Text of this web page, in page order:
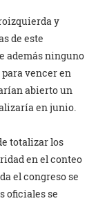
y
de este
además ninguno
vencer en
abierto un
en junio.
totalizar los
en el conteo
el congreso se
oficiales se